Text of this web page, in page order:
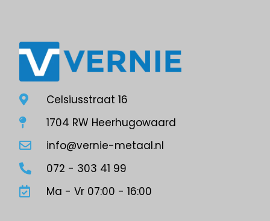
Celsiusstraat 16
1704 RW Heerhugowaard
info@vernie-metaal.nl
072 - 303 41 99
Ma - Vr 07:00 - 16:00